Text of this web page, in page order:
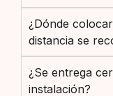
¿Dónde
distancia se
¿Se entrega
instalación?